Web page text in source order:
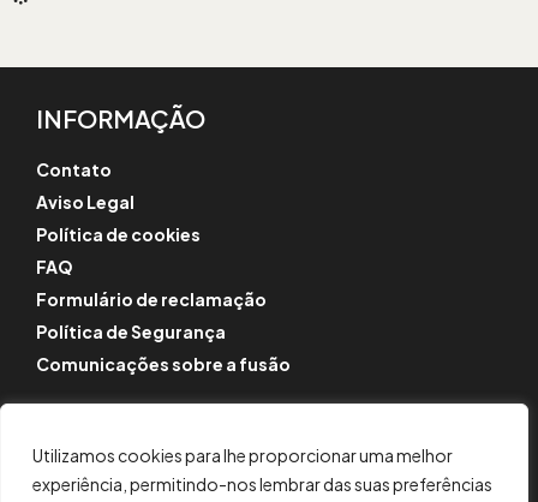
Utilizamos cookies para lhe proporcionar uma melhor
experiência, permitindo-nos lembrar das suas preferências
INFORMAÇÃO
Contato
Aviso Legal
Política de cookies
FAQ
Formulário de reclamação
Política de Segurança
Comunicações sobre a fusão
SIGA-NOS
Instagram
LinkedIn